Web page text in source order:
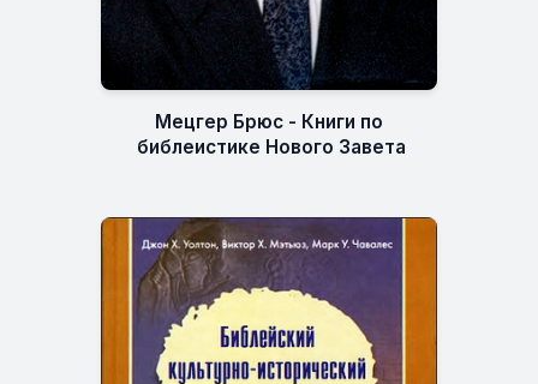
Мецгер Брюс - Книги по
библеистике Нового Завета